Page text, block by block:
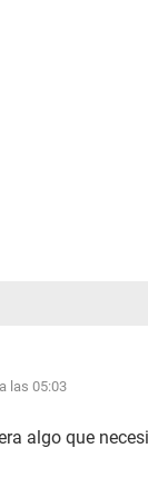
las 05:03
algo que